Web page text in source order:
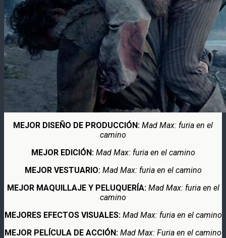
MEJOR DISEÑO DE PRODUCCIÓN: Mad Max: furia en el
camino
MEJOR EDICIÓN: Mad Max: furia en el camino
MEJOR VESTUARIO: Mad Max: furia en el camino
MEJOR MAQUILLAJE Y PELUQUERÍA: Mad Max: furia en el
camino
MEJORES EFECTOS VISUALES: Mad Max: furia en el camino
MEJOR PELÍCULA DE ACCIÓN: Mad Max: Furia en el camino